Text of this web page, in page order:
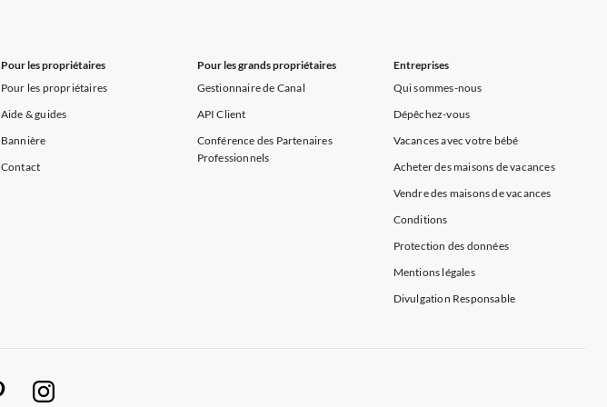
Pour les propriétaires
Pour les propriétaires
Aide & guides
Bannière
Contact
Pour les grands propriétaires
Gestionnaire de Canal
API Client
Conférence des Partenaires
Professionnels
Entreprises
Qui sommes-nous
Dépêchez-vous
Vacances avec votre bébé
Acheter des maisons de vacances
Vendre des maisons de vacances
Conditions
Protection des données
Mentions légales
Divulgation Responsable